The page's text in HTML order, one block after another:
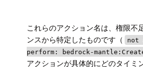
これらのアクション名は、権限不
ンスから特定したものです（
not
perform: bedrock-
アクションが具体的にどのタイミ